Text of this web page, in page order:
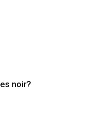
noir?